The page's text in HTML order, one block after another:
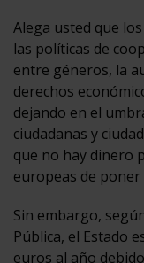
Alega usted que
las políticas de
entre géneros, la
derechos
dejando en el
ciudadanas y
que no hay dinero
europeas de
Sin embargo,
Pública, el Estado
euros al año